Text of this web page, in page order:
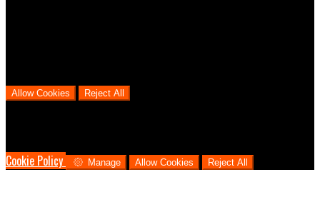
Allow Cookies Reject All
Cookie Policy
Manage Allow Cookies Reject All